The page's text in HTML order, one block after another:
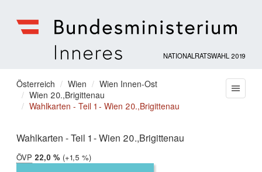
für
Inneres
NATIONALRATSWAHL 2019
Sie
befinden
sich
Österreich Wien
Wien Innen-Ost
Wien 20.,Brigittenau
Wahlkarten - Teil 1 - Wien 20.,Brigittenau
Wahlkarten - Teil 1 - Wien 20.,Brigittenau
ÖVP 2019:
22,0 %
2017:
20,5 %
Differenz:
+1,5 %